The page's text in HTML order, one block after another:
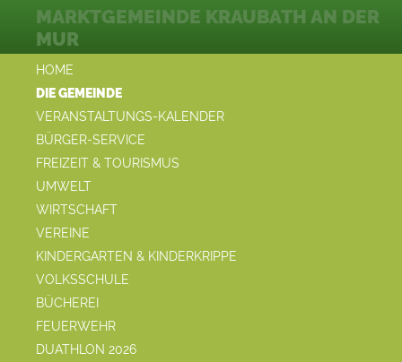
HOME
DIE GEMEINDE
VERANSTALTUNGS-KALENDER
BÜRGER-SERVICE
FREIZEIT & TOURISMUS
UMWELT
WIRTSCHAFT
VEREINE
KINDERGARTEN & KINDERKRIPPE
VOLKSSCHULE
BÜCHEREI
FEUERWEHR
DUATHLON 2026
MARKTGEMEINDE KRAUBATH AN DER
MUR